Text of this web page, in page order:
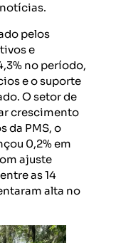
pelos
e
no período,
e o suporte
O setor de
crescimento
da PMS, o
0,2% em
ajuste
as 14
alta no